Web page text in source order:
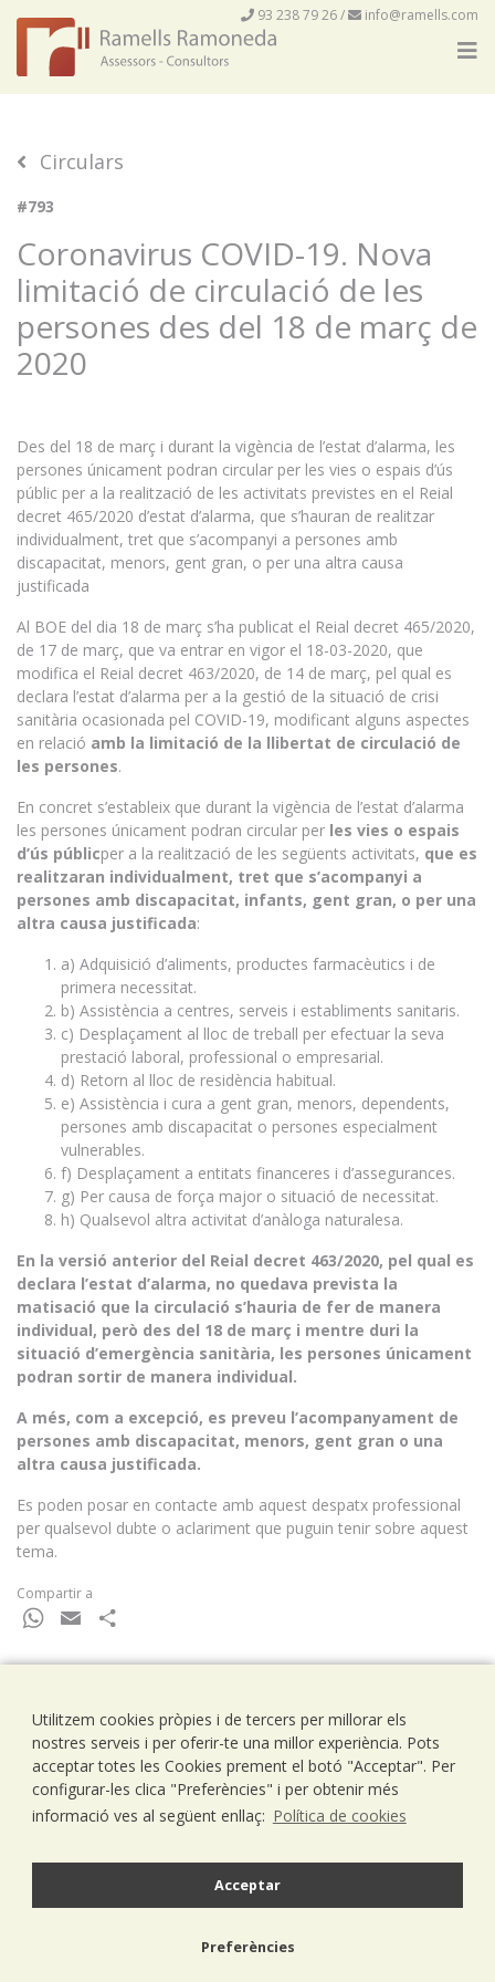
93 238 79 26/ info@ramells.com
Circulars
#793
Coronavirus COVID-19. Nova
limitació de circulació de les
persones des del 18 de març de
2020
Des del 18 de març i durant la vigència de l’estat d’alarma, les
persones únicament podran circular per les vies o espais d’ús
públic per a la realització de les activitats previstes en el Reial
decret 465/2020 d’estat d’alarma, que s’hauran de realitzar
individualment, tret que s’acompanyi a persones amb
discapacitat, menors, gent gran, o per una altra causa
justificada
Al BOE del dia 18 de març s’ha publicat el Reial decret 465/2020,
de 17 de març, que va entrar en vigor el 18-03-2020, que
modifica el Reial decret 463/2020, de 14 de març, pel qual es
declara l’estat d’alarma per a la gestió de la situació de crisi
sanitària ocasionada pel COVID-19, modificant alguns aspectes
en relació amb la limitació de la llibertat de circulació de
les persones.
En concret s’estableix que durant la vigència de l’estat d’alarma
les persones únicament podran circular per les vies o espais
d’ús públicper a la realització de les següents activitats, que es
realitzaran individualment, tret que s’acompanyi a
persones amb discapacitat, infants, gent gran, o per una
altra causa justificada:
a) Adquisició d’aliments, productes farmacèutics i de
primera necessitat.
b) Assistència a centres, serveis i establiments sanitaris.
c) Desplaçament al lloc de treball per efectuar la seva
prestació laboral, professional o empresarial.
d) Retorn al lloc de residència habitual.
e) Assistència i cura a gent gran, menors, dependents,
persones amb discapacitat o persones especialment
vulnerables.
f) Desplaçament a entitats financeres i d’assegurances.
g) Per causa de força major o situació de necessitat.
h) Qualsevol altra activitat d’anàloga naturalesa.
En la versió anterior del Reial decret 463/2020, pel qual es
declara l’estat d’alarma, no quedava prevista la
matisació que la circulació s’hauria de fer de manera
individual, però des del 18 de març i mentre duri la
situació d’emergència sanitària, les persones únicament
podran sortir de manera individual.
A més, com a excepció, es preveu l’acompanyament de
persones amb discapacitat, menors, gent gran o una
altra causa justificada.
Es poden posar en contacte amb aquest despatx professional
per qualsevol dubte o aclariment que puguin tenir sobre aquest
tema.
Compartir a
WhatsApp
Email
Ramells Ramoneda
Assessors - Consultors
C/ Balmes 203, 1º 1ª
08006 Barcelona
T..93 238 79 26
política de privacitat política de cookies
Utilitzem cookies pròpies i de tercers per millorar els
nostres serveis i per oferir-te una millor experiència. Pots
acceptar totes les Cookies prement el botó "Acceptar". Per
configurar-les clica "Preferències" i per obtenir més
informació ves al següent enllaç: Política de cookies
Acceptar
Preferències